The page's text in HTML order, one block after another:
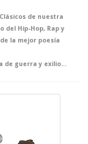
de nuestra
del Hip-Hop, Rap y
la mejor poesía